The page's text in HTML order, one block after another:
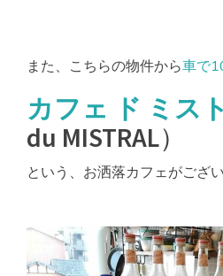
また、こちらの物件から車で
カフェ ド ミス
du MISTRAL）
という、お洒落カフェがござ